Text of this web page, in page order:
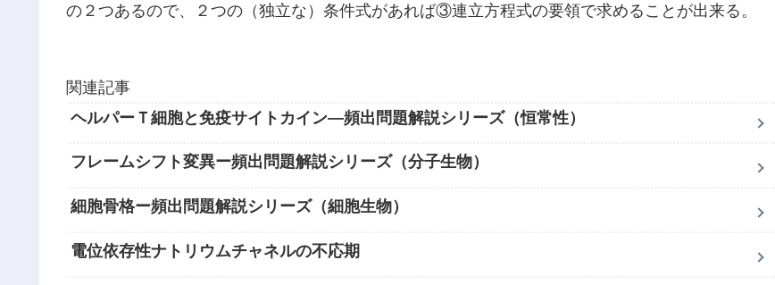
の２つあるので、２つの（独立な）条件式があれば③連立方程式の要領で求めることが出来る。
関連記事
ヘルパーＴ細胞と免疫サイトカイン―頻出問題解説シリーズ（恒常性）
フレームシフト変異ー頻出問題解説シリーズ（分子生物）
細胞骨格ー頻出問題解説シリーズ（細胞生物）
電位依存性ナトリウムチャネルの不応期